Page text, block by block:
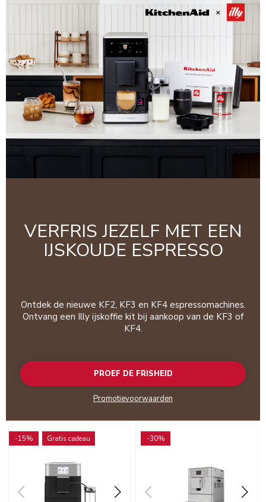
VERFRIS JEZELF MET EEN
IJSKOUDE ESPRESSO
Ontdek de nieuwe KF2, KF3 en KF4 espressomachines.
Ontvang een Illy ijskoffie kit bij aankoop van de KF3 of
KF4.
PROEF DE FRISHEID
Promotievoorwaarden
-15% Gratis cadeau -30%